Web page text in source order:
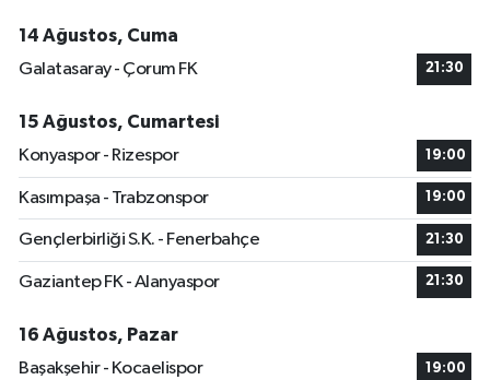
14 Ağustos, Cuma
Galatasaray - Çorum FK
21:30
15 Ağustos, Cumartesi
Konyaspor - Rizespor
19:00
Kasımpaşa - Trabzonspor 19:00
Gençlerbirliği S.K. - Fenerbahçe 21:30
Gaziantep FK - Alanyaspor 21:30
16 Ağustos, Pazar
Başakşehir - Kocaelispor
19:00